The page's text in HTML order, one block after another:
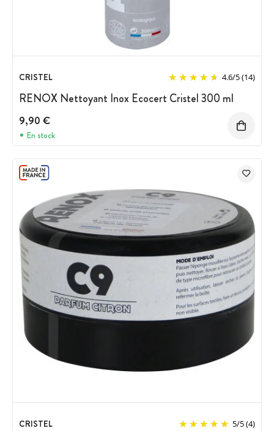
CRISTEL 4.6/5(14)
RENOX Nettoyant Inox Ecocert Cristel 300 ml
9,90 €
En stock
CRISTEL 5/5(4)